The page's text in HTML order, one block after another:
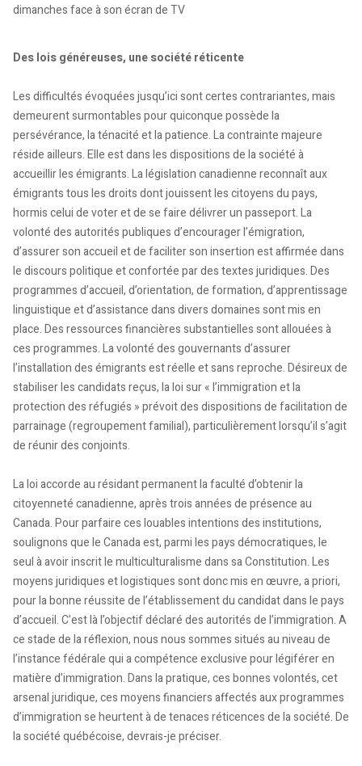
dimanches face à son écran de TV
Des lois généreuses, une société réticente
Les difficultés évoquées jusqu’ici sont certes contrariantes, mais
demeurent surmontables pour quiconque possède la
persévérance, la ténacité et la patience. La contrainte majeure
réside ailleurs. Elle est dans les dispositions de la société à
accueillir les émigrants. La législation canadienne reconnaît aux
émigrants tous les droits dont jouissent les citoyens du pays,
hormis celui de voter et de se faire délivrer un passeport. La
volonté des autorités publiques d’encourager l’émigration,
d’assurer son accueil et de faciliter son insertion est affirmée dans
le discours politique et confortée par des textes juridiques. Des
programmes d’accueil, d’orientation, de formation, d’apprentissage
linguistique et d’assistance dans divers domaines sont mis en
place. Des ressources financières substantielles sont allouées à
ces programmes. La volonté des gouvernants d’assurer
l’installation des émigrants est réelle et sans reproche. Désireux de
stabiliser les candidats reçus, la loi sur « l’immigration et la
protection des réfugiés » prévoit des dispositions de facilitation de
parrainage (regroupement familial), particulièrement lorsqu’il s’agit
de réunir des conjoints.
La loi accorde au résidant permanent la faculté d’obtenir la
citoyenneté canadienne, après trois années de présence au
Canada. Pour parfaire ces louables intentions des institutions,
soulignons que le Canada est, parmi les pays démocratiques, le
seul à avoir inscrit le multiculturalisme dans sa Constitution. Les
moyens juridiques et logistiques sont donc mis en œuvre, a priori,
pour la bonne réussite de l’établissement du candidat dans le pays
d’accueil. C’est là l’objectif déclaré des autorités de l’immigration. A
ce stade de la réflexion, nous nous sommes situés au niveau de
l’instance fédérale qui a compétence exclusive pour légiférer en
matière d’immigration. Dans la pratique, ces bonnes volontés, cet
arsenal juridique, ces moyens financiers affectés aux programmes
d’immigration se heurtent à de tenaces réticences de la société. De
la société québécoise, devrais-je préciser.